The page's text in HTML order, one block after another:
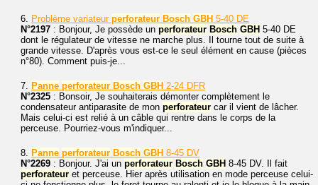
6. Problème variateur perforateur Bosch GBH 5-40 DE
N°2197 : Bonjour, Je possède un perforateur Bosch GBH 5-40 DE
dont le régulateur de vitesse ne marche plus. Il tourne tout de suite à
grande vitesse. D'après vous est-ce le seul élément en cause (pièces
n°80). Comment puis-je...
7. Panne perforateur Bosch GBH 2-24 DFR
N°2325 : Bonsoir, Je souhaiterais démonter complètement le
condensateur antiparasite de mon perforateur car il vient de lâcher.
Mais celui-ci est relié à un câble qui rentre dans le corps de la
perceuse. Pourriez-vous m'indiquer...
8. Panne perforateur Bosch GBH 8-45 DV
N°2269 : Bonjour. J'ai un perforateur Bosch GBH 8-45 DV. Il fait
perforateur et perceuse. Hier après utilisation en mode perceuse celui-